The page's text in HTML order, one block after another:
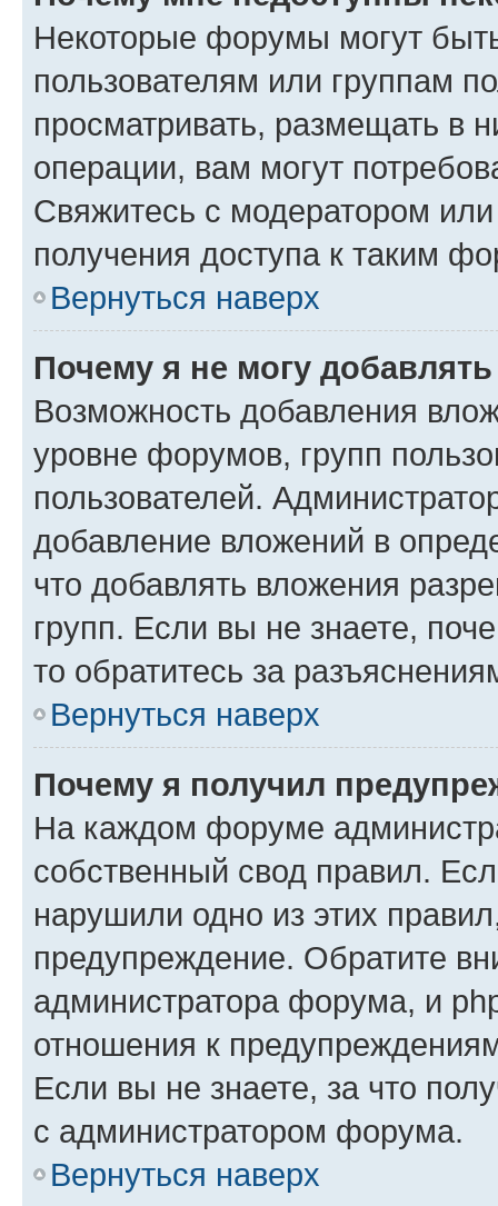
Некоторые форумы могут
пользователям или группам
просматривать, размещать в
операции, вам могут
Свяжитесь с модератором
получения доступа к таким
Вернуться наверх
Почему я не могу
Возможность добавления
уровне форумов, групп
пользователей.
добавление вложений в
что добавлять вложения
групп. Если вы не знаете,
то обратитесь за
Вернуться наверх
Почему я получил
На каждом форуме
собственный свод правил.
нарушили одно из этих
предупреждение. Обратите
администратора форума, и
отношения к
Если вы не знаете, за что
с администратором форума.
Вернуться наверх